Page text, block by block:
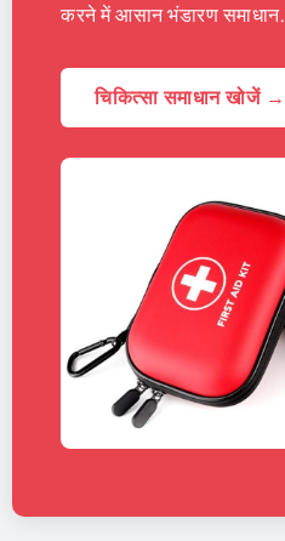
करने में आसान भंडारण समाधान.
चिकित्सा समाधान खोजें →